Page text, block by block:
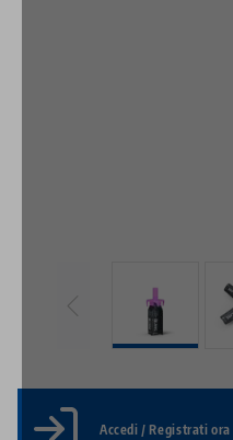
Accedi / Registrati ora